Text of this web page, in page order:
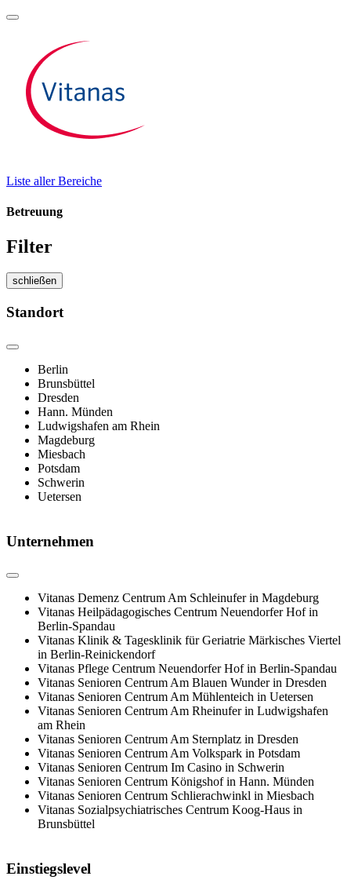
Liste aller Bereiche
Betreuung
Filter
schließen
Standort
Berlin
Brunsbüttel
Dresden
Hann. Münden
Ludwigshafen am Rhein
Magdeburg
Miesbach
Potsdam
Schwerin
Uetersen
Unternehmen
Vitanas Demenz Centrum Am Schleinufer in Magdeburg
Vitanas Heilpädagogisches Centrum Neuendorfer Hof in
Berlin-Spandau
Vitanas Klinik & Tagesklinik für Geriatrie Märkisches Viertel
in Berlin-Reinickendorf
Vitanas Pflege Centrum Neuendorfer Hof in Berlin-Spandau
Vitanas Senioren Centrum Am Blauen Wunder in Dresden
Vitanas Senioren Centrum Am Mühlenteich in Uetersen
Vitanas Senioren Centrum Am Rheinufer in Ludwigshafen
am Rhein
Vitanas Senioren Centrum Am Sternplatz in Dresden
Vitanas Senioren Centrum Am Volkspark in Potsdam
Vitanas Senioren Centrum Im Casino in Schwerin
Vitanas Senioren Centrum Königshof in Hann. Münden
Vitanas Senioren Centrum Schlierachwinkl in Miesbach
Vitanas Sozialpsychiatrisches Centrum Koog-Haus in
Brunsbüttel
Einstiegslevel